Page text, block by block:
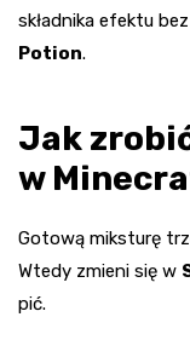
składnika efektu
Potion.
Jak
w
Gotową miksturę
Wtedy zmieni się w
pić.